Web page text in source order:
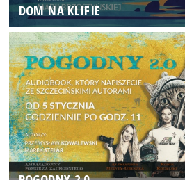
DOM NA KLIFIE